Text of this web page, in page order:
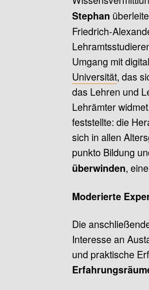
Stephan
Friedrich-
Umgang mit
Universität, das
das Lehren und
Lehrämter
feststellte: die
sich in allen
punkto Bildung
überwinden,
Moderierte
Die
Interesse an
und praktische